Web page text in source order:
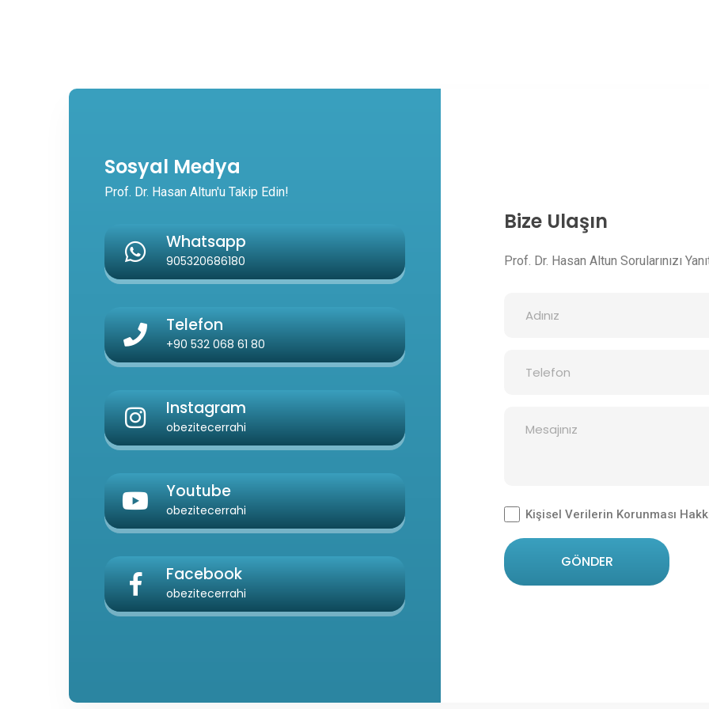
Sosyal Medya
Prof. Dr. Hasan Altun'u Takip Edin!
Whatsapp
905320686180
Telefon
+90 532 068 61 80
Instagram
obezitecerrahi
Youtube
obezitecerrahi
Facebook
obezitecerrahi
Bize Ulaşın
Prof. Dr. Hasan Altun Sorularınızı
Kişisel Verilerin Korunması
GÖNDER